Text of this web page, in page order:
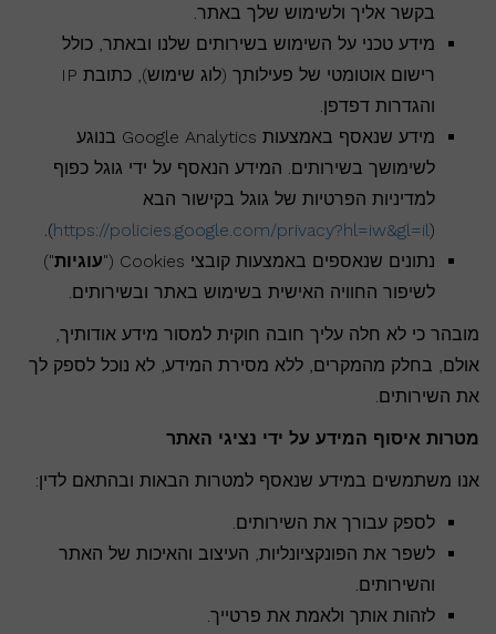
בקשר אליך ולשימוש שלך באתר.
מידע טכני על השימוש בשירותים שלנו ובאתר, כולל
רישום אוטומטי של פעילותך (לוג שימוש), כתובת IP
והגדרות דפדפן.
מידע שנאסף באמצעות Google Analytics בנוגע
לשימושך בשירותים. המידע הנאסף על ידי גוגל כפוף
למדיניות הפרטיות של גוגל בקישור הבא
(
https://policies.google.com/privacy?hl=iw&gl=il
).
נתונים שנאספים באמצעות קובצי Cookies ("
עוגיות")
לשיפור החוויה האישית בשימוש באתר ובשירותים.
מובהר כי לא חלה עליך חובה חוקית למסור מידע אודותיך,
אולם, בחלק מהמקרים, ללא מסירת המידע, לא נוכל לספק לך
את השירותים.
מטרות איסוף המידע על ידי נציגי האתר
אנו משתמשים במידע שנאסף למטרות הבאות ובהתאם לדין:
לספק עבורך את השירותים.
לשפר את הפונקציונליות, העיצוב והאיכות של האתר
והשירותים.
לזהות אותך ולאמת את פרטייך.